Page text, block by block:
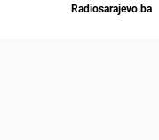
Radiosarajevo.ba